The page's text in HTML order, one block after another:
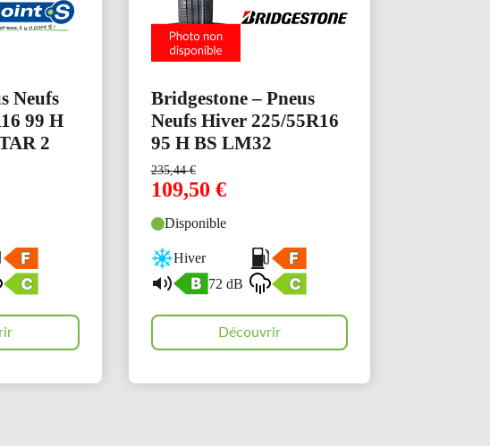
Neufs
99 H
2
Bridgestone – Pneus
Neufs Hiver 225/55R16
95 H BS LM32
235,44€
109,50 €
Disponible
Hiver
72 dB
Découvrir